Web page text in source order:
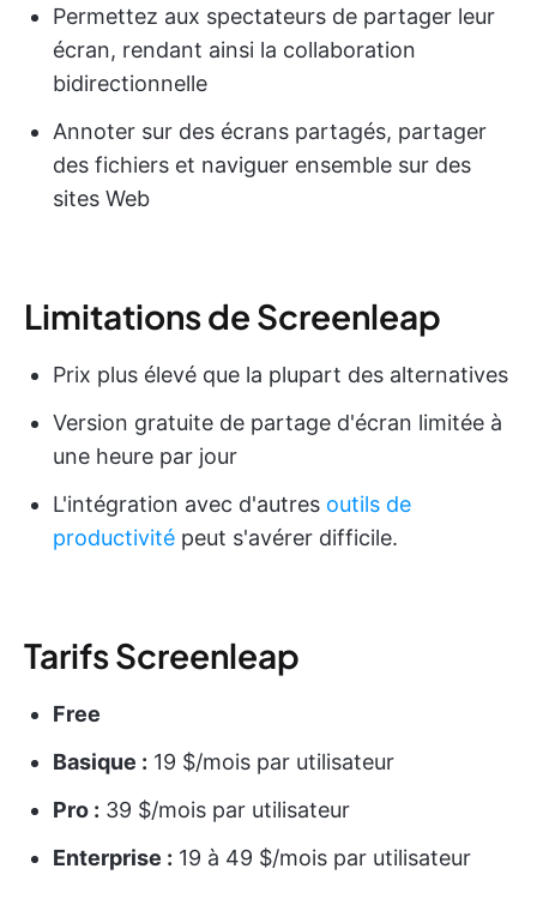
Permettez aux spectateurs de partager leur
écran, rendant ainsi la collaboration
bidirectionnelle
Annoter sur des écrans partagés, partager
des fichiers et naviguer ensemble sur des
sites Web
Limitations de Screenleap
Prix plus élevé que la plupart des alternatives
Version gratuite de partage d'écran limitée à
une heure par jour
L'intégration avec d'autres outils de
productivité peut s'avérer difficile.
Tarifs Screenleap
Free
Basique : 19 $/mois par utilisateur
Pro : 39 $/mois par utilisateur
Enterprise : 19 à 49 $/mois par utilisateur